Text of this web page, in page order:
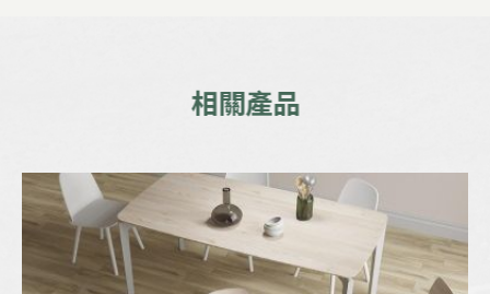
相關產品